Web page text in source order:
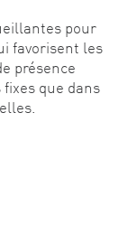
pour
favorisent les
présence
que dans